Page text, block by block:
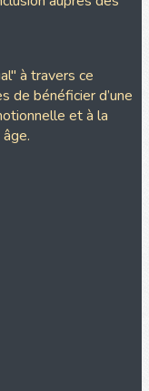
à travers ce
de bénéficier d’une
et à la